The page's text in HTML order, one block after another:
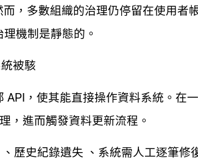
，多數組織的治理仍停留在使用者
機制是靜態的。
被駭
API，使其能直接操作資料系統。在
，進而觸發資料更新流程。
歷史紀錄遺失 、系統需人工逐筆修